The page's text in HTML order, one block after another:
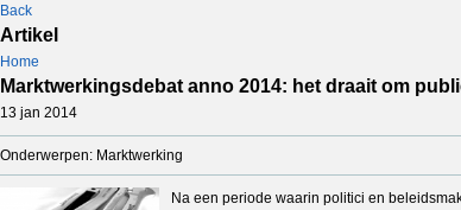
Back
Artikel
Home
Marktwerkingsdebat anno 2014: het draait om
13 jan 2014
Onderwerpen: Marktwerking
Na een periode waarin politici en